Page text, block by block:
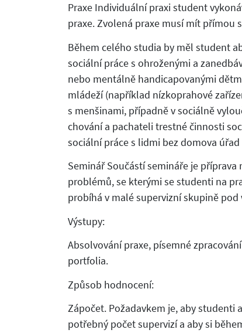
Praxe Individuální praxi student
praxe. Zvolená praxe musí mít přímou
Během celého studia by měl student
sociální práce s ohroženými a
nebo mentálně handicapovanými
mládeží (například nízkoprahové
s menšinami, případně v sociálně
chování a pachateli trestné činnosti
sociální práce s lidmi bez domova úřad
Seminář Součástí semináře je
problémů, se kterými se studenti na
probíhá v malé supervizní skupině
Výstupy:
Absolvování praxe, písemné
portfolia.
Způsob hodnocení:
Zápočet. Požadavkem je, aby
potřebný počet supervizí a aby si